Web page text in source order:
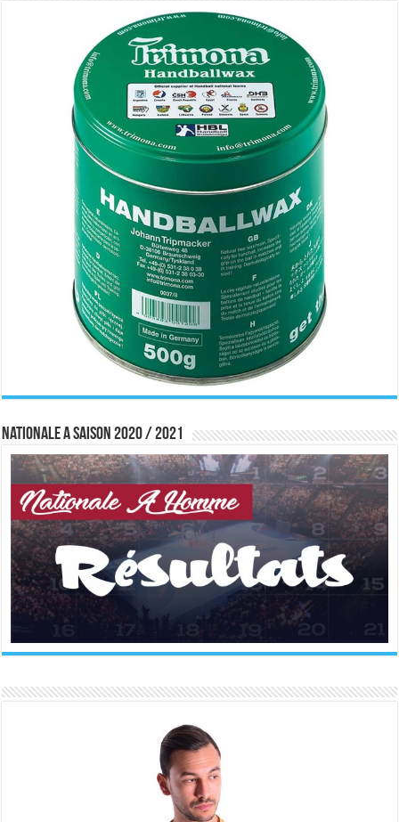
Nationale A saison 2020 / 2021